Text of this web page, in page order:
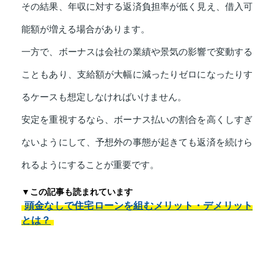
その結果、年収に対する返済負担率が低く見え、借入可
能額が増える場合があります。
一方で、ボーナスは会社の業績や景気の影響で変動する
こともあり、支給額が大幅に減ったりゼロになったりす
るケースも想定しなければいけません。
安定を重視するなら、ボーナス払いの割合を高くしすぎ
ないようにして、予想外の事態が起きても返済を続けら
れるようにすることが重要です。
▼この記事も読まれています
頭金なしで住宅ローンを組むメリット・デメリット
とは？